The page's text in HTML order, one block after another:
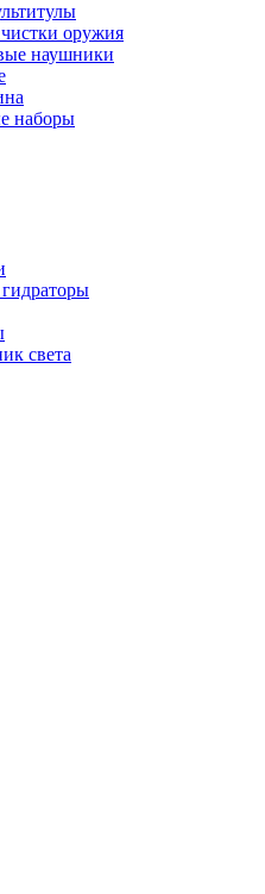
оружия
наушники
наборы
света